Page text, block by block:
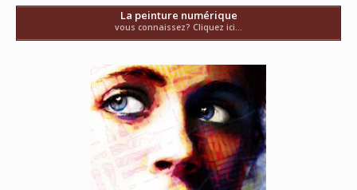
La peinture numérique
vous connaissez? Cliquez ici...